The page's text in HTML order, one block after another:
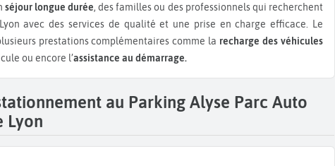
séjour longue durée, des familles ou des professionnels qui recherchent
avec des services de qualité et une prise en charge efficace. Le
prestations complémentaires comme la recharge des véhicules
ou encore l’assistance au démarrage.
au Parking Alyse Parc Auto
Lyon